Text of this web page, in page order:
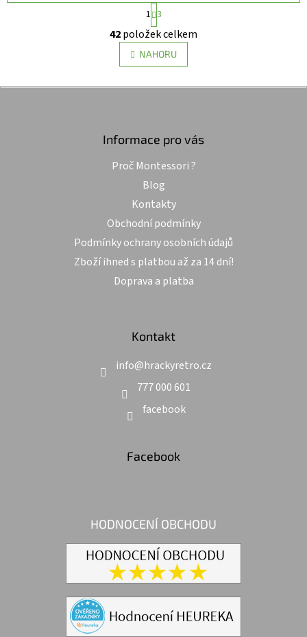
O
v
l
á
a
r
k
y
v
ý
p
s
u
S
t
r
á
n
k
v
1 3
42položek celkem
NAHORU
Informace pro vás
Proč Montessori ?
Blog
Kontakty
Obchodní podmínky
Podmínky ochrany osobních údajů
Zboží ihned s platbou až za 14 dní!
Doprava a platba
Kontakt
info@hrackyretro.cz
777 000 601
facebook
Facebook
HODNOCENÍ OBCHODU